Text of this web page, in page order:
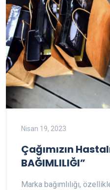
Nisan 19, 2023
Çağımızın
BAĞIMLILIĞI”
Marka bağımlılığı,